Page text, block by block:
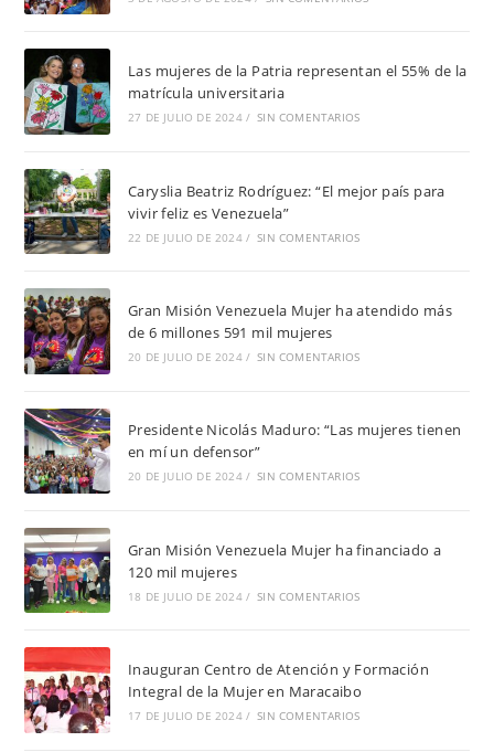
Las mujeres de la Patria representan el 55% de la
matrícula universitaria
27 DE JULIO DE 2024 / SIN COMENTARIOS
Caryslia Beatriz Rodríguez: “El mejor país para
vivir feliz es Venezuela”
22 DE JULIO DE 2024 / SIN COMENTARIOS
Gran Misión Venezuela Mujer ha atendido más
de 6 millones 591 mil mujeres
20 DE JULIO DE 2024 / SIN COMENTARIOS
Presidente Nicolás Maduro: “Las mujeres tienen
en mí un defensor”
20 DE JULIO DE 2024 / SIN COMENTARIOS
Gran Misión Venezuela Mujer ha financiado a
120 mil mujeres
18 DE JULIO DE 2024 / SIN COMENTARIOS
Inauguran Centro de Atención y Formación
Integral de la Mujer en Maracaibo
17 DE JULIO DE 2024 / SIN COMENTARIOS